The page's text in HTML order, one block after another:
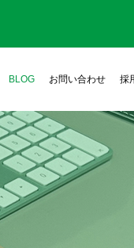
BLOG お問い合わせ 採